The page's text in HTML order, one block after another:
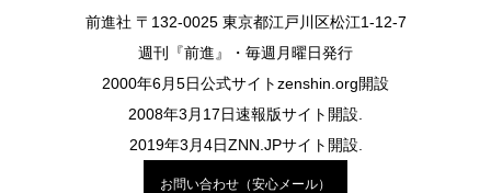
前進社 〒132-0025 東京都江戸川区松江1-12-7
週刊『前進』・毎週月曜日発行
2000年6月5日公式サイトzenshin.org開設
2008年3月17日速報版サイト開設.
2019年3月4日ZNN.JPサイト開設.
お問い合わせ（安心メール）